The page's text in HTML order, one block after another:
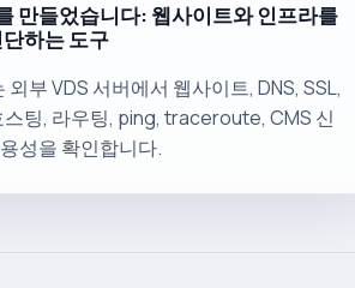
만들었습니다: 웹사이트와 인프라를
하는 도구
외부 VDS 서버에서 웹사이트, DNS, SSL,
스팅, 라우팅, ping, traceroute, CMS 신
성을 확인합니다.